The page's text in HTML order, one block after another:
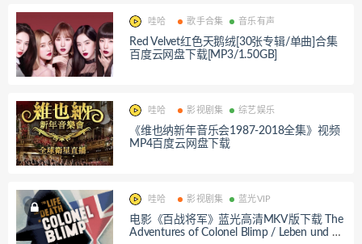
哇哈 歌手合集 音乐有声
Red Velvet红色天鹅绒[30张专辑/单曲]合集
百度云网盘下载[MP3/1.50GB]
哇哈 影视剧集 综艺娱乐
《维也纳新年音乐会1987-2018全集》视频
MP4百度云网盘下载
哇哈 影视剧集 蓝光VIP
电影《百战将军》蓝光高清MKV版下载 The
Adventures of Colonel Blimp / Leben und St